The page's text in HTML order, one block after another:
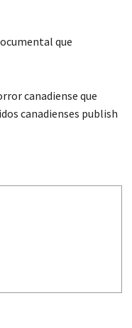
que
canadiense que
canadienses publish